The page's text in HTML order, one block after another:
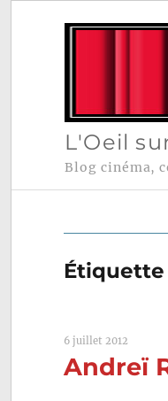
L'Oeil
Blog cinéma,
Étiquette
6 juillet 2012
Andreï